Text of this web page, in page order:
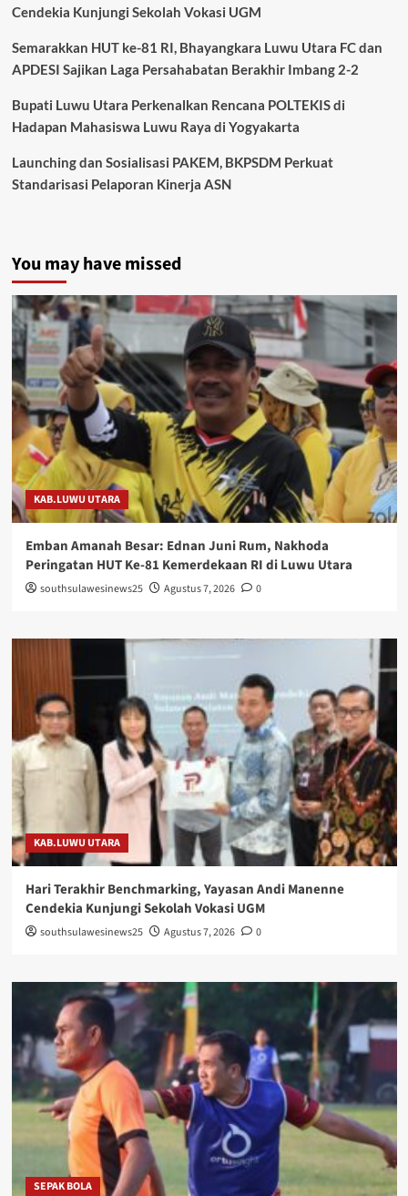
Cendekia Kunjungi Sekolah Vokasi UGM
Semarakkan HUT ke-81 RI, Bhayangkara Luwu Utara FC dan
APDESI Sajikan Laga Persahabatan Berakhir Imbang 2-2
Bupati Luwu Utara Perkenalkan Rencana POLTEKIS di
Hadapan Mahasiswa Luwu Raya di Yogyakarta
Launching dan Sosialisasi PAKEM, BKPSDM Perkuat
Standarisasi Pelaporan Kinerja ASN
You may have missed
KAB.LUWU UTARA
Emban Amanah Besar: Ednan Juni Rum, Nakhoda
Peringatan HUT Ke-81 Kemerdekaan RI di Luwu Utara
southsulawesinews25 Agustus 7, 2026 0
KAB.LUWU UTARA
Hari Terakhir Benchmarking, Yayasan Andi Manenne
Cendekia Kunjungi Sekolah Vokasi UGM
southsulawesinews25 Agustus 7, 2026 0
SEPAK BOLA